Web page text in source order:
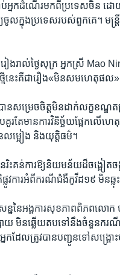
ប់​អ្នកដំណើរ​មក​ពី​ប្រទេស​ចិន ដោ
ចូល​ក្នុង​ប្រទេសរបស់​ពួកគេ។ ម
ងរាល់​ថ្ងៃ​សុក្រ អ្នកស្រី Mao
ថ្មី​នេះ​គឺ​ជា​រឿង​«មិនសម​ហេតុផល
ន​សម្រេច​ចិត្ត​មិន​ដាក់​លក្ខខណ្ឌ​ត
រ​តែ​មាន​ការ​វិនិច្ឆ័យ​ផ្អែក​លើ​
ម្អៀង​ និង​យុត្តិធម៌។
ន​រិះ​គន់​ការ​ឱ្យ​និយមន័យ​ដ៏​ចង្អៀ
ការ​អំពី​ករណី​ជំងឺកូវីដ១៩ មិន​ឆ្លុះ​
ន​នៃ​អង្គការ​សុខភាព​ពិភពលោក
ាយ មិន​ឆ្លើយ​តប​ទៅ​នឹង​ចំនួន​ករ
ក​ដែល​ត្រូវ​បាន​បញ្ជូន​ទៅ​សង្គ្រ